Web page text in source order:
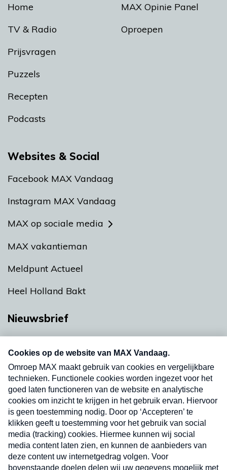
Home
TV & Radio
Prijsvragen
Puzzels
Recepten
Podcasts
MAX Opinie Panel
Oproepen
Websites & Social
Facebook MAX Vandaag
Instagram MAX Vandaag
MAX op sociale media
MAX vakantieman
Meldpunt Actueel
Heel Holland Bakt
Nieuwsbrief
nieuwsbrief. Elke vrijdag- en dinsdagochtend in
uw mailbox.
Verzend